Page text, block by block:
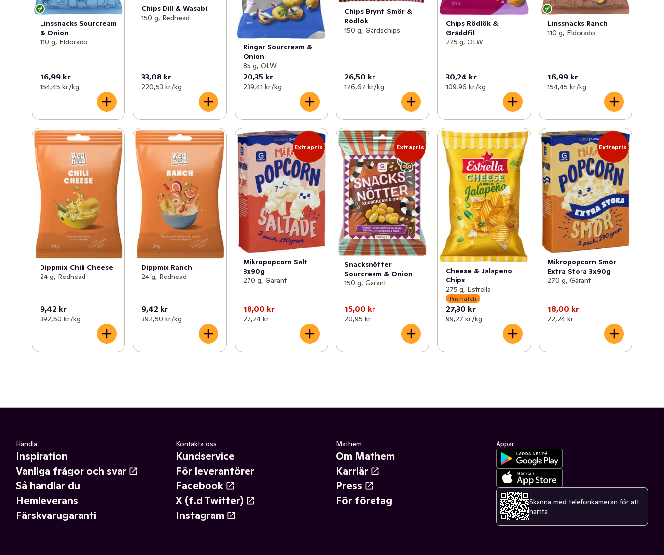
Linssnacks Sourcream
& Onion
110 g, Eldorado
16,99 kr
154,45 kr /kg
Chips Dill & Wasabi
150 g, Redhead
33,08 kr
220,53 kr /kg
Ringar Sourcream &
Onion
85 g, OLW
20,35 kr
239,41 kr /kg
Chips Brynt Smör &
Rödlök
150 g, Gårdschips
26,50 kr
176,67 kr /kg
Chips Rödlök &
Gräddfil
275 g, OLW
30,24 kr
109,96 kr /kg
Linssnacks Ranch
110 g, Eldorado
16,99 kr
154,45 kr /kg
Dippmix Chili Cheese
24 g, Redhead
9,42 kr
392,50 kr /kg
Dippmix Ranch
24 g, Redhead
9,42 kr
392,50 kr /kg
Extrapris
Mikropopcorn Salt
3x90g
270 g, Garant
18,00 kr
22,24 kr
Extrapris
Snacksnötter
Sourcream & Onion
150 g, Garant
15,00 kr
20,95 kr
Cheese & Jalapeño
Chips
275 g, Estrella
Prismatch
27,30 kr
99,27 kr /kg
Extrapris
Mikropopcorn Smör
Extra Stora 3x90g
270 g, Garant
18,00 kr
22,24 kr
Handla
Inspiration
Vanliga frågor och svar
Så handlar du
Hemleverans
Färskvarugaranti
Kontakta oss
Kundservice
För leverantörer
Facebook
X (f.d Twitter)
Instagram
Mathem
Om Mathem
Karriär
Press
För företag
Appar
Skanna med telefonkameran för att
hämta